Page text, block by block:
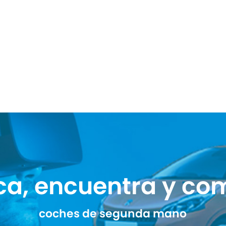
encuentra y
coches de segunda mano